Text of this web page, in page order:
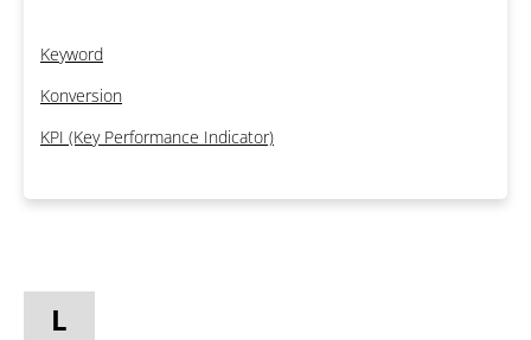
Keyword
Konversion
KPI (Key Performance Indicator)
L